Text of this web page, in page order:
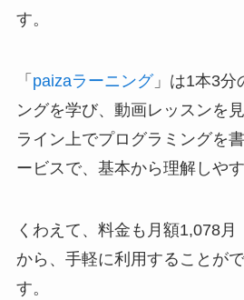
す。
「 paizaラーニング」は1本3分
ングを学び、動画レッスンを
ライン上でプログラミングを
ービスで、基本から理解しや
くわえて、料金も月額1,078月
から、手軽に利用することが
す。